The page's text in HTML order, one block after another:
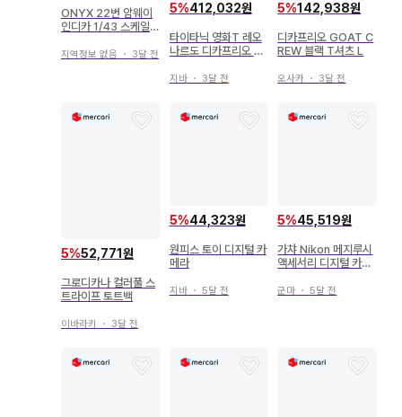
ONYX 22번 암웨이
인디카 1/43 스케일 I
지역정보 없음 ・ 3달 전
5%412,032원
타이타닉 영화T 레오
나르도 디카프리오 롱
지바・ 3달 전
5%142,938원
디카프리오 GOAT C
REW 블랙 T셔츠 L
오사카 ・ 3달 전
5%52,771원
그로디카나 컬러풀 스
트라이프 토트백
이바라키 ・ 3달 전
5%44,323원
원피스 토이 디지털 카
메라
지바・ 5달 전
5%45,519원
가챠 Nikon 메지루시
액세서리 디지털 카메
군마 ・5달 전